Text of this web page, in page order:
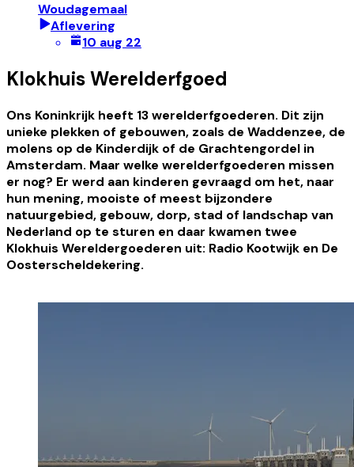
Woudagemaal
Aflevering
10 aug 22
Klokhuis Werelderfgoed
Ons Koninkrijk heeft 13 werelderfgoederen. Dit zijn
unieke plekken of gebouwen, zoals de Waddenzee, de
molens op de Kinderdijk of de Grachtengordel in
Amsterdam. Maar welke werelderfgoederen missen
er nog? Er werd aan kinderen gevraagd om het, naar
hun mening, mooiste of meest bijzondere
natuurgebied, gebouw, dorp, stad of landschap van
Nederland op te sturen en daar kwamen twee
Klokhuis Wereldergoederen uit: Radio Kootwijk en De
Oosterscheldekering.